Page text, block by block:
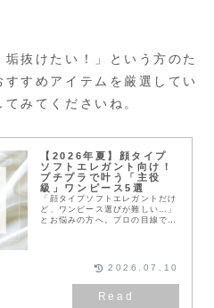
抜けたい！」という方のた
すめアイテムを厳選してい
みてくださいね。
【2026年夏】顔タイプ
ソフトエレガント向け！
プチプラで叶う「主役
級」ワンピース5選
「顔タイプソフトエレガントだけ
ど、ワンピース選びが難しい…」
とお悩みの方へ。プロの目線で
術を解説します。
2026.07.10